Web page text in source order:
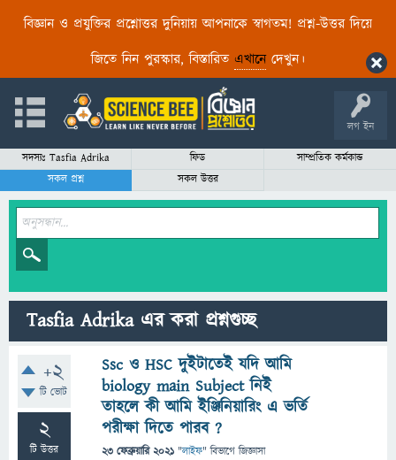
বিজ্ঞান ও প্রযুক্তির প্রশ্নোত্তর দুনিয়ায় আপনাকে স্বাগতম! প্রশ্ন-উত্তর দিয়ে
জিতে নিন পুরস্কার, বিস্তারিত এখানেদেখুন।
লগ ইন
সদস্যঃ Tasfia Adrika ফিড
সাম্প্রতিক কর্মকান্ড
সকল প্রশ্ন
সকল উত্তর
Tasfia Adrika এর করা প্রশ্নগুচ্ছ
+2
টি ভোট
2
টি উত্তর
Ssc ও HSC দুইটাতেই যদি আমি
biology main Subject নিই
তাহলে কী আমি ইঞ্জিনিয়ারিং এ ভর্তি
পরীক্ষা দিতে পারব ?
23 ফেব্রুয়ারি 2021 "লাইফ" বিভাগে জিজ্ঞাসা